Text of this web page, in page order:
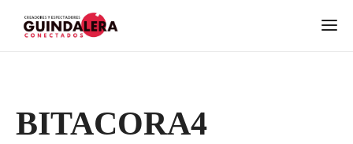
BITACORA4